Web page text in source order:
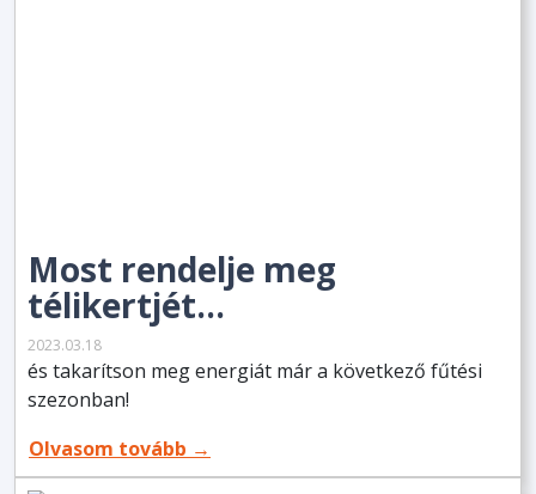
Most rendelje meg
télikertjét...
2023.03.18
és takarítson meg energiát már a következő fűtési
szezonban!
Olvasom tovább →